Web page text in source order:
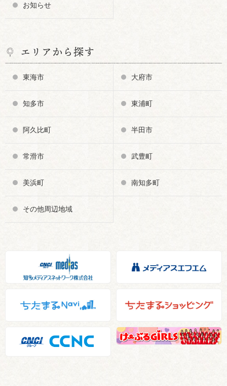
お知らせ
エリアから探す
東海市 大府市
知多市 東浦町
阿久比町 半田市
常滑市 武豊町
美浜町 南知多町
その他周辺地域